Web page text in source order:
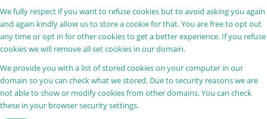
We fully respect if you want to refuse cookies but to avoid asking you again
and again kindly allow us to store a cookie for that. You are free to opt out
any time or opt in for other cookies to get a better experience. If you refuse
cookies we will remove all set cookies in our domain.
We provide you with a list of stored cookies on your computer in our
domain so you can check what we stored. Due to security reasons we are
not able to show or modify cookies from other domains. You can check
these in your browser security settings.